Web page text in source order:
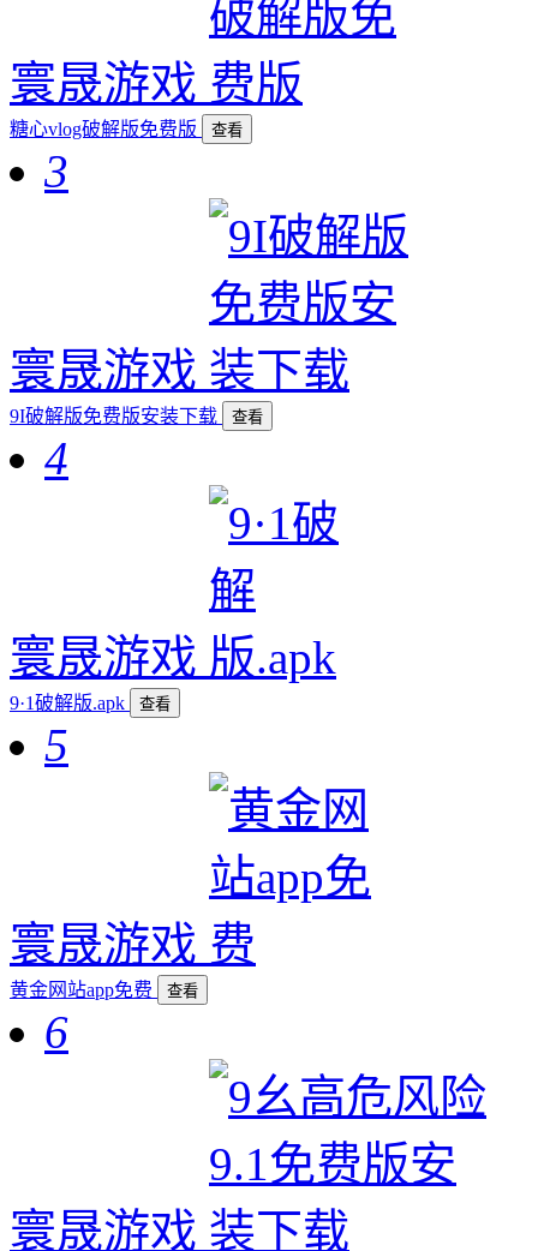
寰晟游戏
糖心vlog破解版免费版 查看
3
寰晟游戏
9I破解版免费版安装下载 查看
4
寰晟游戏
9·1破解版.apk 查看
5
寰晟游戏
黄金网站app免费 查看
6
寰晟游戏